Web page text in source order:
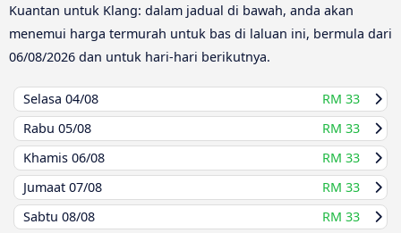
Kuantan untuk Klang: dalam jadual di bawah, anda akan
menemui harga termurah untuk bas di laluan ini, bermula dari
06/08/2026 dan untuk hari-hari berikutnya.
Selasa 04/08
RM 33
Rabu 05/08
RM 33
Khamis 06/08
RM 33
Jumaat 07/08
RM 33
Sabtu 08/08
RM 33